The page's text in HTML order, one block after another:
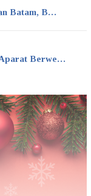
Batam, B…
Berwe…